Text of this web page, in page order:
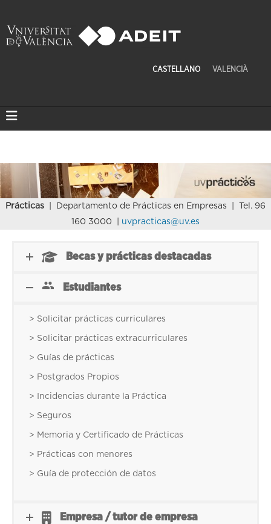
CASTELLANO VALENCIÀ
Prácticas
| Departamento de Prácticas en Empresas | Tel. 96
160 3000 | uvpracticas@uv.es
Becas y prácticas destacadas
Estudiantes
> Solicitar prácticas curriculares
> Solicitar prácticas extracurriculares
> Guías de prácticas
> Postgrados Propios
> Incidencias durante la Práctica
> Seguros
> Memoria y Certificado de Prácticas
> Prácticas con menores
> Guía de protección de datos
Empresa / tutor de empresa